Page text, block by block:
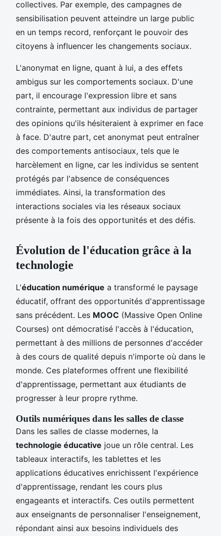
collectives. Par exemple, des campagnes de
sensibilisation peuvent atteindre un large public
en un temps record, renforçant le pouvoir des
citoyens à influencer les changements sociaux.
L'anonymat en ligne, quant à lui, a des effets
ambigus sur les comportements sociaux. D'une
part, il encourage l'expression libre et sans
contrainte, permettant aux individus de partager
des opinions qu'ils hésiteraient à exprimer en face
à face. D'autre part, cet anonymat peut entraîner
des comportements antisociaux, tels que le
harcèlement en ligne, car les individus se sentent
protégés par l'absence de conséquences
immédiates. Ainsi, la transformation des
interactions sociales via les réseaux sociaux
présente à la fois des opportunités et des défis.
Évolution de l'éducation grâce à la
technologie
L'éducation numérique a transformé le paysage
éducatif, offrant des opportunités d'apprentissage
sans précédent. Les MOOC (Massive Open Online
Courses) ont démocratisé l'accès à l'éducation,
permettant à des millions de personnes d'accéder
à des cours de qualité depuis n'importe où dans le
monde. Ces plateformes offrent une flexibilité
d'apprentissage, permettant aux étudiants de
progresser à leur propre rythme.
Outils numériques dans les salles de classe
Dans les salles de classe modernes, la
technologie éducative joue un rôle central. Les
tableaux interactifs, les tablettes et les
applications éducatives enrichissent l'expérience
d'apprentissage, rendant les cours plus
engageants et interactifs. Ces outils permettent
aux enseignants de personnaliser l'enseignement,
répondant ainsi aux besoins individuels des